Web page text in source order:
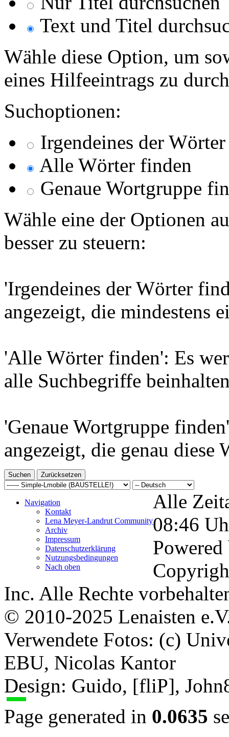
Text und Titel
Wähle diese Option, um
eines Hilfeeintrags zu
Suchoptionen:
Irgendeines der
Alle Wörter finden
Genaue Wortgruppe
Wähle eine der Optionen
besser zu steuern:
'Irgendeines der Wörter
angezeigt, die mindestens
'Alle Wörter finden': Es
alle Suchbegriffe
'Genaue Wortgruppe
angezeigt, die genau diese
Navigation
Kontakt
Lena Meyer-Landrut Community
Archiv
Impressum
Datenschutzerklärung
Nutzungsbedingungen
Nach oben
Alle
08:46
Inc. Alle Rechte
© 2010-2025 Lenaisten
Verwendete Fotos: (c)
EBU, Nicolas Kantor
Design: Guido, [fliP],
Page generated in 0.0635